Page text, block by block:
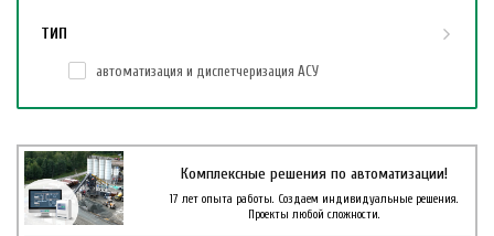
Комплексные решения по автоматизации!
17 лет опыта работы. Создаем индивидуальные решения.
Проекты любой сложности.
ТИП
автоматизация и диспетчеризация АСУ